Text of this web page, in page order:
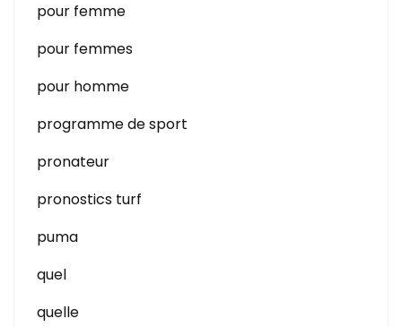
pour femme
pour femmes
pour homme
programme de sport
pronateur
pronostics turf
puma
quel
quelle